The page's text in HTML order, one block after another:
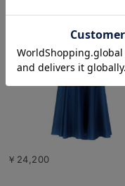
￥24,200